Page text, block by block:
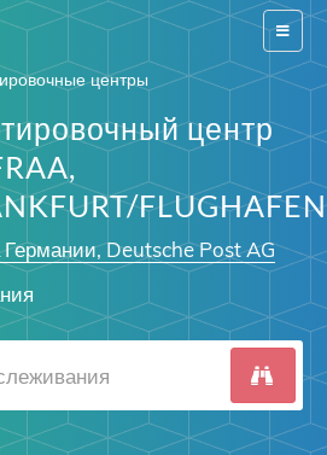
Switch
центры
центр
FLUGHAFEN
Deutsche Post AG